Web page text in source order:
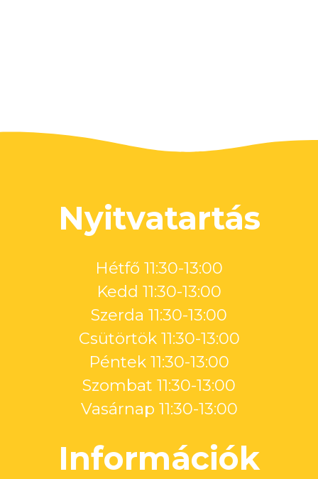
Nyitvatartás
Hétfő 11:30-13:00
Kedd 11:30-13:00
Szerda 11:30-13:00
Csütörtök 11:30-13:00
Péntek 11:30-13:00
Szombat 11:30-13:00
Vasárnap 11:30-13:00
Információk